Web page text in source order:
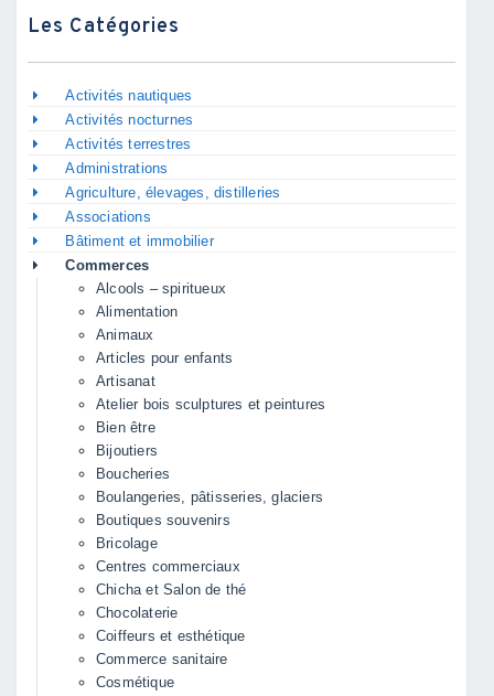
Les Catégories
Activités nautiques
Activités nocturnes
Activités terrestres
Administrations
Agriculture, élevages, distilleries
Associations
Bâtiment et immobilier
Commerces
Alcools – spiritueux
Alimentation
Animaux
Articles pour enfants
Artisanat
Atelier bois sculptures et peintures
Bien être
Bijoutiers
Boucheries
Boulangeries, pâtisseries, glaciers
Boutiques souvenirs
Bricolage
Centres commerciaux
Chicha et Salon de thé
Chocolaterie
Coiffeurs et esthétique
Commerce sanitaire
Cosmétique